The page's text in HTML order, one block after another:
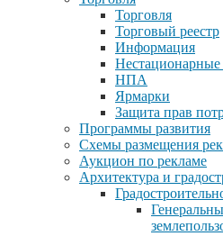
Торговля
Торговый реестр
Информация
НПА
Ярмарки
Защита прав
Программы развития
Схемы размещения
Аукцион по рекламе
Архитектура и